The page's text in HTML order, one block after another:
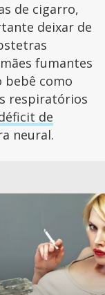
de cigarro,
deixar de
fumantes
bebê como
respiratórios
de
neural.